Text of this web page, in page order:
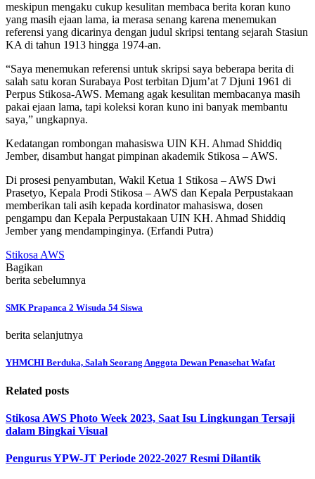
meskipun mengaku cukup kesulitan membaca berita koran kuno
yang masih ejaan lama, ia merasa senang karena menemukan
referensi yang dicarinya dengan judul skripsi tentang sejarah Stasiun
KA di tahun 1913 hingga 1974-an.
“Saya menemukan referensi untuk skripsi saya beberapa berita di
salah satu koran Surabaya Post terbitan Djum’at 7 Djuni 1961 di
Perpus Stikosa-AWS. Memang agak kesulitan membacanya masih
pakai ejaan lama, tapi koleksi koran kuno ini banyak membantu
saya,” ungkapnya.
Kedatangan rombongan mahasiswa UIN KH. Ahmad Shiddiq
Jember, disambut hangat pimpinan akademik Stikosa – AWS.
Di prosesi penyambutan, Wakil Ketua 1 Stikosa – AWS Dwi
Prasetyo, Kepala Prodi Stikosa – AWS dan Kepala Perpustakaan
memberikan tali asih kepada kordinator mahasiswa, dosen
pengampu dan Kepala Perpustakaan UIN KH. Ahmad Shiddiq
Jember yang mendampinginya. (Erfandi Putra)
Stikosa AWS
Bagikan
berita sebelumnya
SMK Prapanca 2 Wisuda 54 Siswa
berita selanjutnya
YHMCHI Berduka, Salah Seorang Anggota Dewan Penasehat Wafat
Related posts
Stikosa AWS Photo Week 2023, Saat Isu Lingkungan Tersaji
dalam Bingkai Visual
Pengurus YPW-JT Periode 2022-2027 Resmi Dilantik